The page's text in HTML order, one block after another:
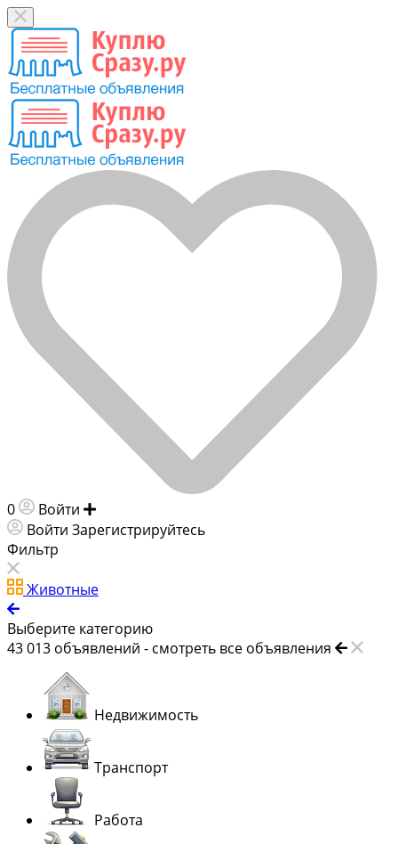
0 Войти
Войти Зарегистрируйтесь
Фильтр
Животные
Выберите категорию
43 013 объявлений - смотреть все объявления
Недвижимость
Транспорт
Работа